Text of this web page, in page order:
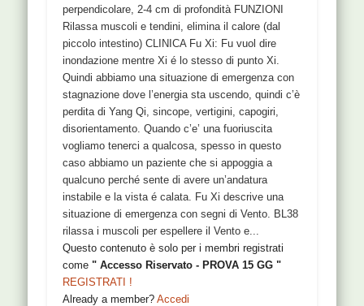
perpendicolare, 2-4 cm di profondità FUNZIONI
Rilassa muscoli e tendini, elimina il calore (dal
piccolo intestino) CLINICA Fu Xi: Fu vuol dire
inondazione mentre Xi é lo stesso di punto Xi.
Quindi abbiamo una situazione di emergenza con
stagnazione dove l’energia sta uscendo, quindi c’è
perdita di Yang Qi, sincope, vertigini, capogiri,
disorientamento. Quando c’e’ una fuoriuscita
vogliamo tenerci a qualcosa, spesso in questo
caso abbiamo un paziente che si appoggia a
qualcuno perché sente di avere un’andatura
instabile e la vista é calata. Fu Xi descrive una
situazione di emergenza con segni di Vento. BL38
rilassa i muscoli per espellere il Vento e...
Questo contenuto è solo per i membri registrati
come" Accesso Riservato - PROVA 15 GG "
REGISTRATI !
Already a member?Accedi